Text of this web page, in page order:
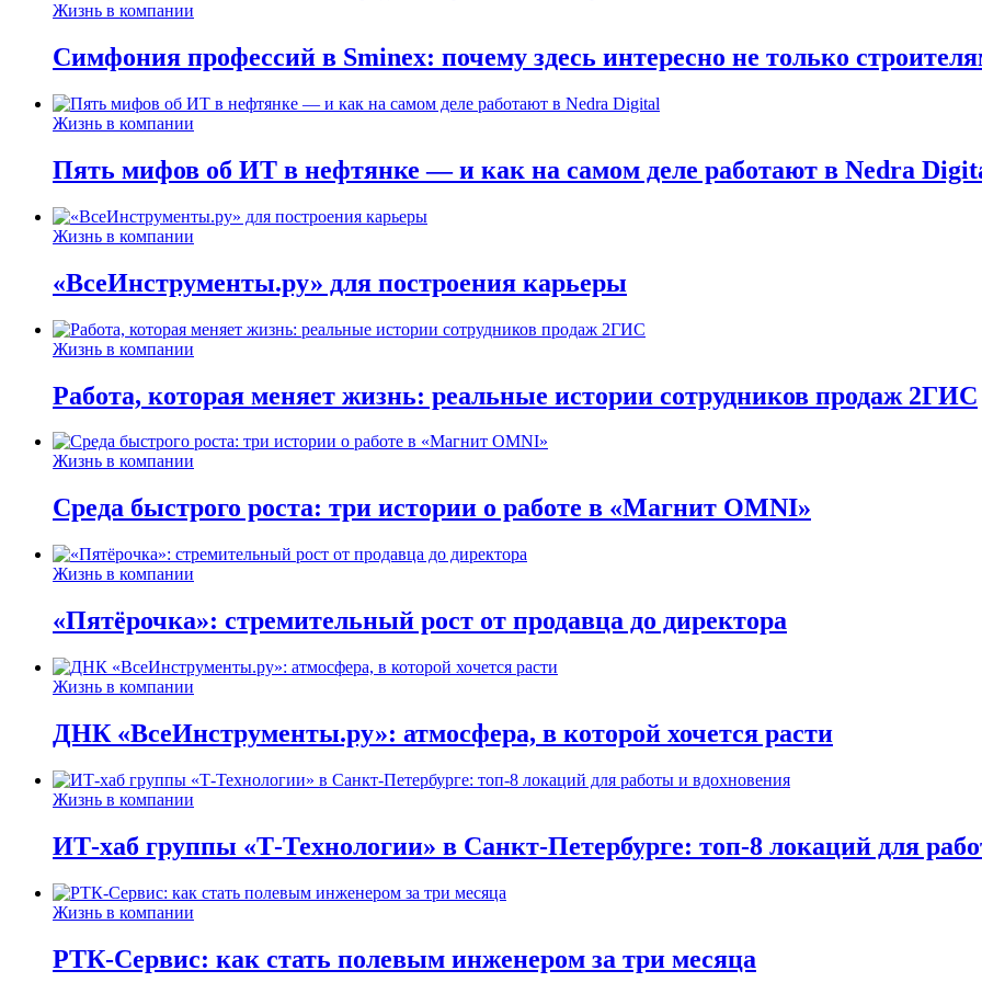
Жизнь в компании
Симфония профессий в Sminex: почему здесь интересно не только
Жизнь в компании
Пять мифов об ИТ в нефтянке — и как на самом деле работают в Nedra
Жизнь в компании
«ВсеИнструменты.ру» для построения карьеры
Жизнь в компании
Работа, которая меняет жизнь: реальные истории сотрудников продаж 2ГИС
Жизнь в компании
Среда быстрого роста: три истории о работе в «Магнит OMNI»
Жизнь в компании
«Пятёрочка»: стремительный рост от продавца до директора
Жизнь в компании
ДНК «ВсеИнструменты.ру»: атмосфера, в которой хочется расти
Жизнь в компании
ИТ-хаб группы «Т-Технологии» в Санкт-Петербурге: топ-8 локаций для
Жизнь в компании
РТК-Сервис: как стать полевым инженером за три месяца